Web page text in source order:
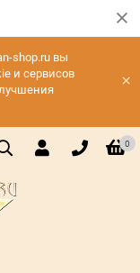
shop.ru вы
и сервисов
×
0